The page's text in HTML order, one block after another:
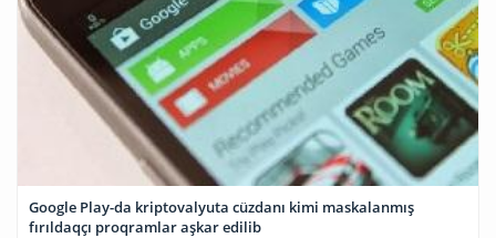
Google Play-da kriptovalyuta cüzdanı kimi maskalanmış
fırıldaqçı proqramlar aşkar edilib